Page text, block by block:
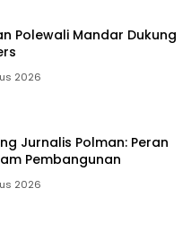
Polewali Mandar Dukung
2026
Jurnalis Polman: Peran
Pembangunan
2026